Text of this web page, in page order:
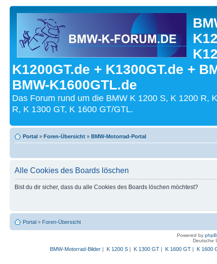
K1200GT.de + K1300GT.de +
BMW-K1600GTL.de
Das Forum rund um die BMW K 1200 S, K 1200 R,
R, K 1300 GT, K 1600 GT/GTL.
Portal » Foren-Übersicht » BMW-Motorrad-Portal
Alle Cookies des Boards löschen
Bist du dir sicher, dass du alle Cookies des Boards löschen möchtest?
Portal » Foren-Übersicht
Powered by
Deutsche
BMW-Motorrad-Bilder| K 1200 S| K 1300 GT| K 1600 GT| K 1600